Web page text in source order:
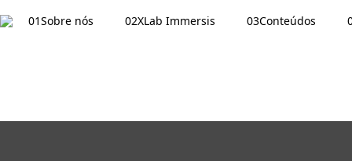
01Sobre nós 02XLab Immersis 03Conteúdos